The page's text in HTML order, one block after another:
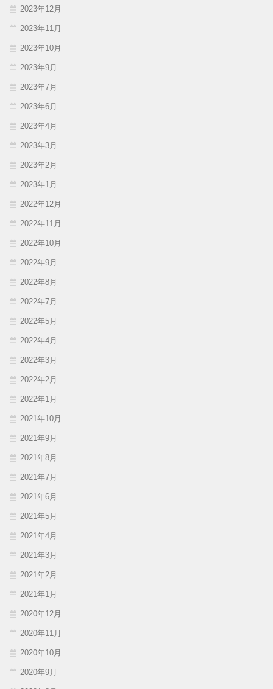
2023年12月
2023年11月
2023年10月
2023年9月
2023年7月
2023年6月
2023年4月
2023年3月
2023年2月
2023年1月
2022年12月
2022年11月
2022年10月
2022年9月
2022年8月
2022年7月
2022年5月
2022年4月
2022年3月
2022年2月
2022年1月
2021年10月
2021年9月
2021年8月
2021年7月
2021年6月
2021年5月
2021年4月
2021年3月
2021年2月
2021年1月
2020年12月
2020年11月
2020年10月
2020年9月